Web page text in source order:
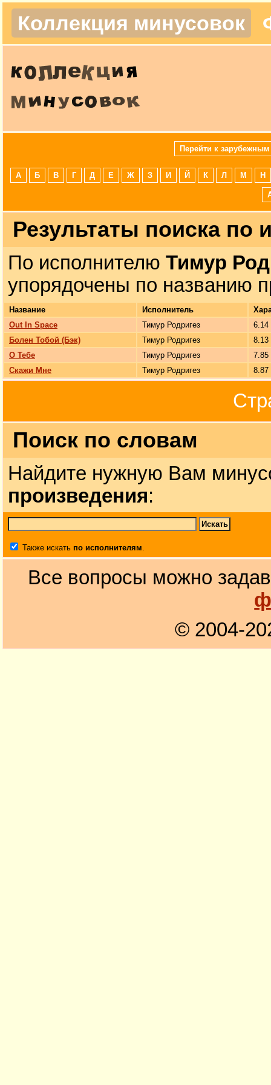
Коллекция минусовок
Перейти к зарубежным
А Б В Г Д Е Ж З И Й К Л М Н
Результаты поиска по
По исполнителю Тимур
упорядочены по названию
Название Исполнитель
Out In Space
Тимур Родригез
6.14
Болен Тобой (Бэк)
Тимур Родригез
8.13
О Тебе
Тимур Родригез
7.85
Скажи Мне
Тимур Родригез 8.87
Поиск по словам
Найдите нужную Вам
произведения:
Также искать по исполнителям.
Все вопросы можно
© 2004-